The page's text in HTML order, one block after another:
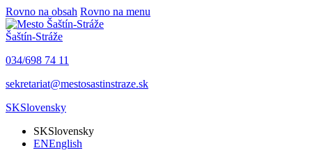
Rovno na obsah Rovno na menu
Šaštín-Stráže
034/698 74 11
sekretariat@mestosastinstraze.sk
SKSlovensky
SKSlovensky
ENEnglish